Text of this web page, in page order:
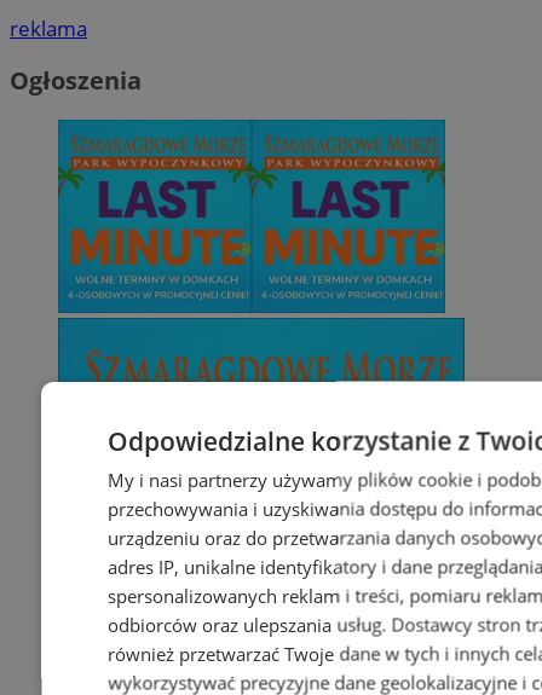
reklama
Ogłoszenia
Odpowiedzialne korzystanie z
My i nasi partnerzy używamy plików cookie i
przechowywania i uzyskiwania dostępu do
urządzeniu oraz do przetwarzania danych
adres IP, unikalne identyfikatory i dane
spersonalizowanych reklam i treści, pomiaru
odbiorców oraz ulepszania usług. Dostawcy stron
również przetwarzać Twoje dane w tych i innych
wykorzystywać precyzyjne dane geolokalizacyjne i